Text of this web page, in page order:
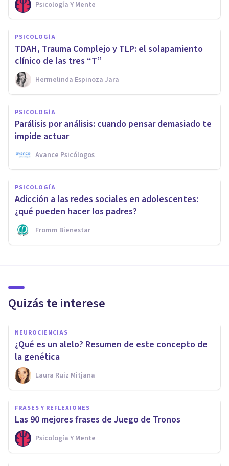
Psicología Y Mente
PSICOLOGÍA
TDAH, Trauma Complejo y TLP: el solapamiento
clínico de las tres “T”
Hermelinda Espinoza Jara
PSICOLOGÍA
Parálisis por análisis: cuando pensar demasiado te
impide actuar
Avance Psicólogos
PSICOLOGÍA
Adicción a las redes sociales en adolescentes:
¿qué pueden hacer los padres?
Fromm Bienestar
Quizás te interese
NEUROCIENCIAS
¿Qué es un alelo? Resumen de este concepto de
la genética
Laura Ruiz Mitjana
FRASES Y REFLEXIONES
Las 90 mejores frases de Juego de Tronos
Psicología Y Mente